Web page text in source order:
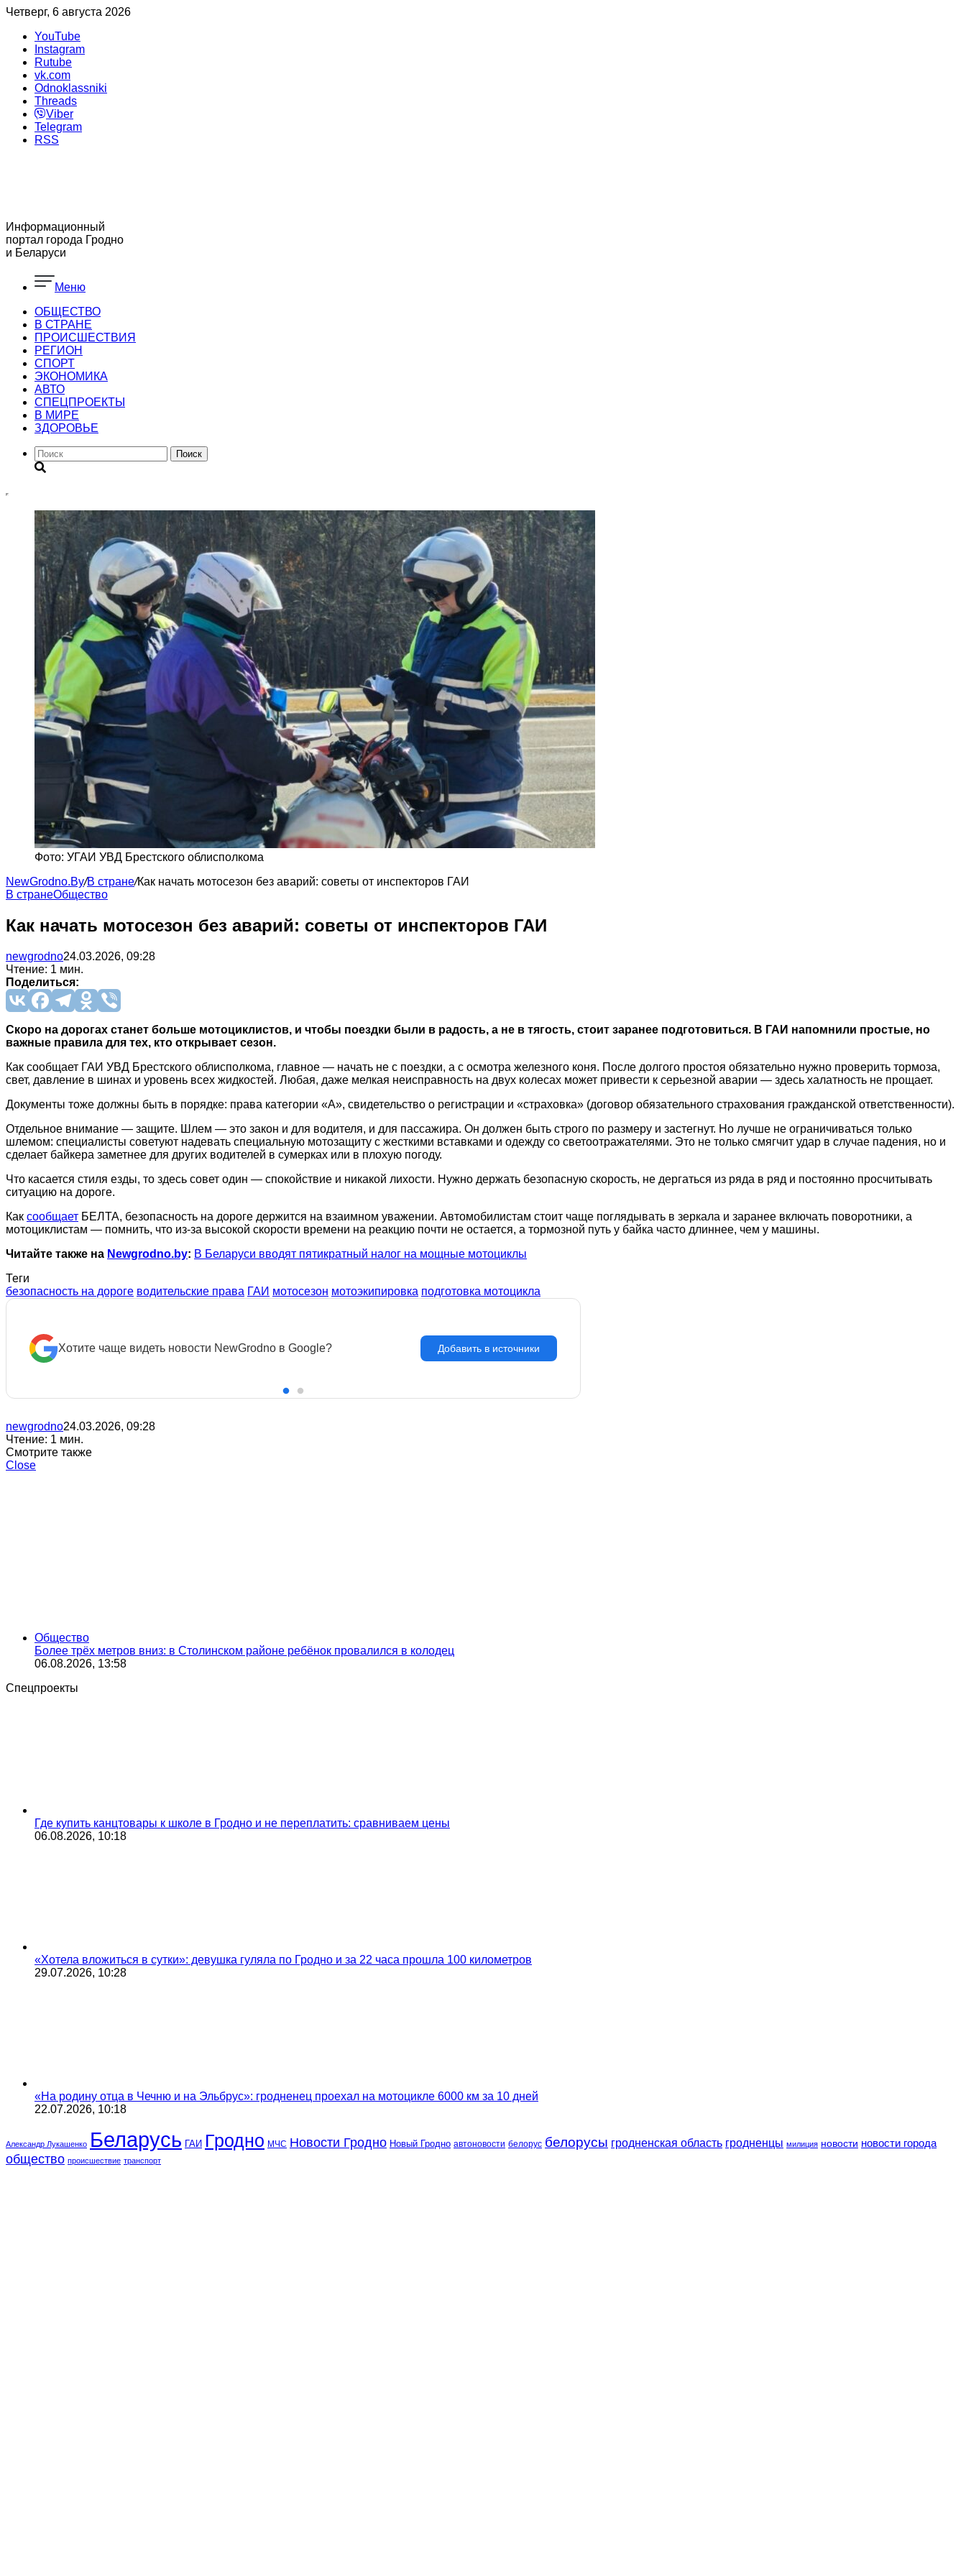
Четверг, 6 августа 2026
YouTube
Instagram
Rutube
vk.com
Odnoklassniki
Threads
Viber
Telegram
RSS
Информационный
портал города Гродно
и Беларуси
Меню
ОБЩЕСТВО
В СТРАНЕ
ПРОИСШЕСТВИЯ
РЕГИОН
CПОРТ
ЭКОНОМИКА
АВТО
СПЕЦПРОЕКТЫ
В МИРЕ
ЗДОРОВЬЕ
Поиск
Фото: УГАИ УВД Брестского облисполкома
NewGrodno.By/В стране/Как начать мотосезон без аварий: советы от инспекторов ГАИ
В странеОбщество
Как начать мотосезон без аварий: советы от инспекторов ГАИ
newgrodno24.03.2026, 09:28
Чтение: 1 мин.
Поделиться:
Скоро на дорогах станет больше мотоциклистов, и чтобы поездки были в радость, а не в тягость, стоит заранее подготовиться. В ГАИ напомнили простые, но
важные правила для тех, кто открывает сезон.
Как сообщает ГАИ УВД Брестского облисполкома, главное — начать не с поездки, а с осмотра железного коня. После долгого простоя обязательно нужно проверить тормоза,
свет, давление в шинах и уровень всех жидкостей. Любая, даже мелкая неисправность на двух колесах может привести к серьезной аварии — здесь халатность не прощает.
Документы тоже должны быть в порядке: права категории «А», свидетельство о регистрации и «страховка» (договор обязательного страхования гражданской ответственности).
Отдельное внимание — защите. Шлем — это закон и для водителя, и для пассажира. Он должен быть строго по размеру и застегнут. Но лучше не ограничиваться только
шлемом: специалисты советуют надевать специальную мотозащиту с жесткими вставками и одежду со светоотражателями. Это не только смягчит удар в случае падения, но и
сделает байкера заметнее для других водителей в сумерках или в плохую погоду.
Что касается стиля езды, то здесь совет один — спокойствие и никакой лихости. Нужно держать безопасную скорость, не дергаться из ряда в ряд и постоянно просчитывать
ситуацию на дороге.
Как сообщает БЕЛТА, безопасность на дороге держится на взаимном уважении. Автомобилистам стоит чаще поглядывать в зеркала и заранее включать поворотники, а
мотоциклистам — помнить, что из-за высокой скорости времени на реакцию почти не остается, а тормозной путь у байка часто длиннее, чем у машины.
Читайте также на Newgrodno.by: В Беларуси вводят пятикратный налог на мощные мотоциклы
Теги
безопасность на дороге водительские права ГАИ мотосезон мотоэкипировка подготовка мотоцикла
Хотите чаще видеть новости NewGrodno в Google? Добавить в источники
newgrodno24.03.2026, 09:28
Чтение: 1 мин.
Смотрите также
Close
Общество
Более трёх метров вниз: в Столинском районе ребёнок провалился в колодец
06.08.2026, 13:58
Спецпроекты
Где купить канцтовары к школе в Гродно и не переплатить: сравниваем цены
06.08.2026, 10:18
«Хотела вложиться в сутки»: девушка гуляла по Гродно и за 22 часа прошла 100 километров
29.07.2026, 10:28
«На родину отца в Чечню и на Эльбрус»: гродненец проехал на мотоцикле 6000 км за 10 дней
22.07.2026, 10:18
Александр Лукашенко Беларусь ГАИ Гродно МЧС Новости Гродно Новый Гродно автоновости белорус белорусы гродненская область гродненцы милиция новости новости города
общество происшествие транспорт